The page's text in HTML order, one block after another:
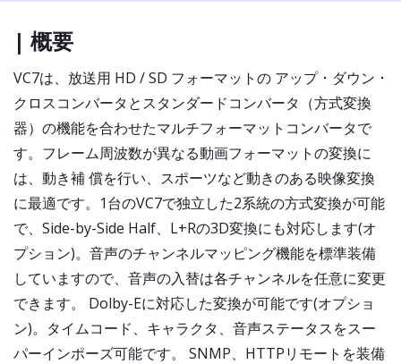
| 概要
VC7は、放送用 HD / SD フォーマットの アップ ･ ダウン ･
クロスコンバータとスタンダードコンバータ（方式変換
器）の機能を合わせたマルチフォーマットコンバータで
す。フレーム周波数が異なる動画フォーマットの変換に
は、動き補 償を行い、スポーツなど動きのある映像変換
に最適です。1台のVC7で独立した2系統の方式変換が可能
で、Side-by-Side Half、L+Rの3D変換にも対応します(オ
プション)。音声のチャンネルマッピング機能を標準装備
していますので、音声の入替は各チャンネルを任意に変更
できます。 Dolby-Eに対応した変換が可能です(オプショ
ン)。タイムコード、キャラクタ、音声ステータスをスー
パーインポーズ可能です。 SNMP、HTTPリモートを装備